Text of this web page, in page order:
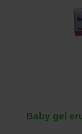
Baby gel